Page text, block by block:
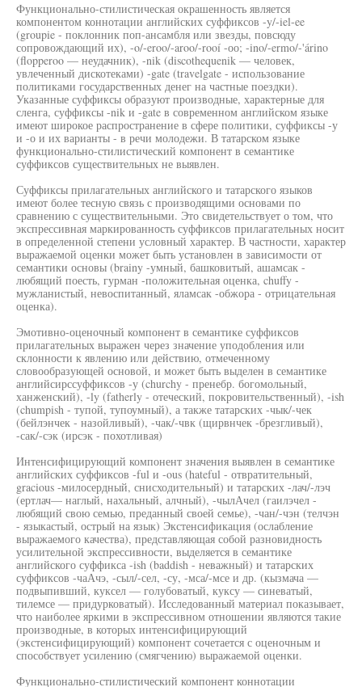
Функционально-стилистическая окрашенность является
компонентом коннотации английских суффиксов -y/-iel-ee
(groupie - поклонник поп-ансамбля или звезды, повсюду
сопровождающий их), -o/-eroo/-aroo/-rooí -оо; -ino/-ermo/-'árino
(flopperoo — неудачник), -nik (discothequenik — человек,
увлеченный дискотеками) -gate (travelgate - использование
политиками государственных денег на частные поездки).
Указанные суффиксы образуют производные, характерные для
сленга, суффиксы -nik и -gate в современном английском языке
имеют широкое распространение в сфере политики, суффиксы -у
и -о и их варианты - в речи молодежи. В татарском языке
функционально-стилистический компонент в семантике
суффиксов существительных не выявлен.
Суффиксы прилагательных английского и татарского языков
имеют более тесную связь с производящими основами по
сравнению с существительными. Это свидетельствует о том, что
экспрессивная маркированность суффиксов прилагательных носит
в определенной степени условный характер. В частности, характер
выражаемой оценки может быть установлен в зависимости от
семантики основы (brainy -умный, башковитый, ашамсак -
любящий поесть, гурман -положительная оценка, chuffy -
мужланистый, невоспитанный, яламсак -обжора - отрицательная
оценка).
Эмотивно-оценочный компонент в семантике суффиксов
прилагательных выражен через значение уподобления или
склонности к явлению или действию, отмеченному
словообразующей основой, и может быть выделен в семантике
английсирссуффиксов -у (churchy - пренебр. богомольный,
ханженский), -ly (fatherly - отеческий, покровительственный), -ish
(chumpish - тупой, тупоумный), а также татарских -чык/-чек
(бейлэнчек - назойливый), -чак/-чвк (щирвнчек -брезгливый),
-сак/-сэк (ирсэк - похотливая)
Интенсифицирующий компонент значения выявлен в семантике
английских суффиксов -ful и -ous (hateful - отвратительный,
gracious -милосердный, снисходительный) и татарских -лач/-лэч
(ертлач— наглый, нахальный, алчный), -чылАчел (гаилэчел -
любящий свою семью, преданный своей семье), -чан/-чэн (телчэн
- языкастый, острый на язык) Экстенсификация (ослабление
выражаемого качества), представляющая собой разновидность
усилительной экспрессивности, выделяется в семантике
английского суффикса -ish (baddish - неважный) и татарских
суффиксов -чаАчэ, -сыл/-сел, -су, -мса/-мсе и др. (кызмача —
подвыпивший, куксел — голубоватый, куксу — синеватый,
тилемсе — придурковатый). Исследованный материал показывает,
что наиболее яркими в экспрессивном отношении являются такие
производные, в которых интенсифицирующий
(экстенсифицирующий) компонент сочетается с оценочным и
способствует усилению (смягчению) выражаемой оценки.
Функционально-стилистический компонент коннотации